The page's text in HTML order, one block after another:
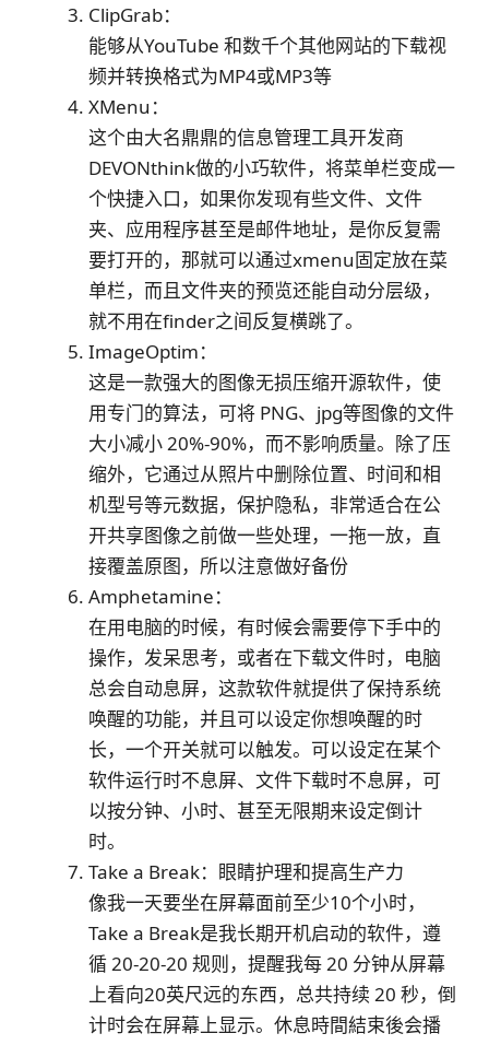
ClipGrab：
能够从YouTube 和数千个其他网站的下载视
频并转换格式为MP4或MP3等
XMenu：
这个由大名鼎鼎的信息管理工具开发商
DEVONthink做的小巧软件，将菜单栏变成一
个快捷入口，如果你发现有些文件、文件
夹、应用程序甚至是邮件地址，是你反复需
要打开的，那就可以通过xmenu固定放在菜
单栏，而且文件夹的预览还能自动分层级，
就不用在finder之间反复横跳了。
ImageOptim：
这是一款强大的图像无损压缩开源软件，使
用专门的算法，可将 PNG、jpg等图像的文件
大小减小 20%-90%，而不影响质量。除了压
缩外，它通过从照片中删除位置、时间和相
机型号等元数据，保护隐私，非常适合在公
开共享图像之前做一些处理，一拖一放，直
接覆盖原图，所以注意做好备份
Amphetamine：
在用电脑的时候，有时候会需要停下手中的
操作，发呆思考，或者在下载文件时，电脑
总会自动息屏，这款软件就提供了保持系统
唤醒的功能，并且可以设定你想唤醒的时
长，一个开关就可以触发。可以设定在某个
软件运行时不息屏、文件下载时不息屏，可
以按分钟、小时、甚至无限期来设定倒计
时。
Take a Break：眼睛护理和提高生产力
像我一天要坐在屏幕面前至少10个小时，
Take a Break是我长期开机启动的软件，遵
循 20-20-20 规则，提醒我每 20 分钟从屏幕
上看向20英尺远的东西，总共持续 20 秒，倒
计时会在屏幕上显示。休息時間結束後会播